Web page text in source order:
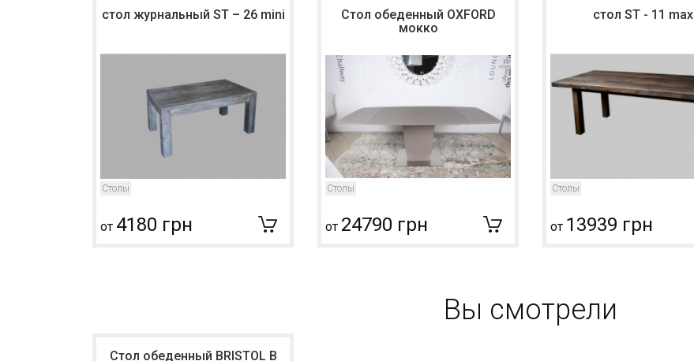
стол журнальный ST – 26 mini
Столы
от 4180 грн
Стол обеденный OXFORD
мокко
Столы
от 24790 грн
стол ST - 11 max
Столы
от 13939 грн
Вы смотрели
Стол обеденный BRISTOL B